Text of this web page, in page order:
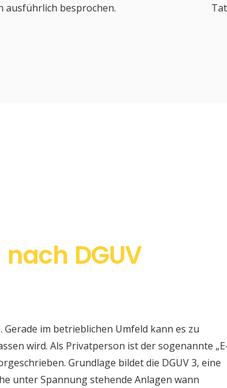
ausführlich besprochen.
DGUV
im betrieblichen Umfeld kann es zu
wird. Als Privatperson ist der sogenannte
Grundlage bildet die DGUV 3, eine
unter Spannung stehende Anlagen wann